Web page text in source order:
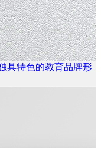
具特色的教育品牌形